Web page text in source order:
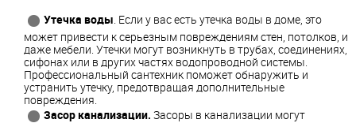
Утечка воды. Если у вас есть утечка воды в доме, это
может привести к серьезным повреждениям стен, потолков, и
даже мебели. Утечки могут возникнуть в трубах, соединениях,
сифонах или в других частях водопроводной системы.
Профессиональный сантехник поможет обнаружить и
устранить утечку, предотвращая дополнительные
повреждения.
Засор канализации. Засоры в канализации могут